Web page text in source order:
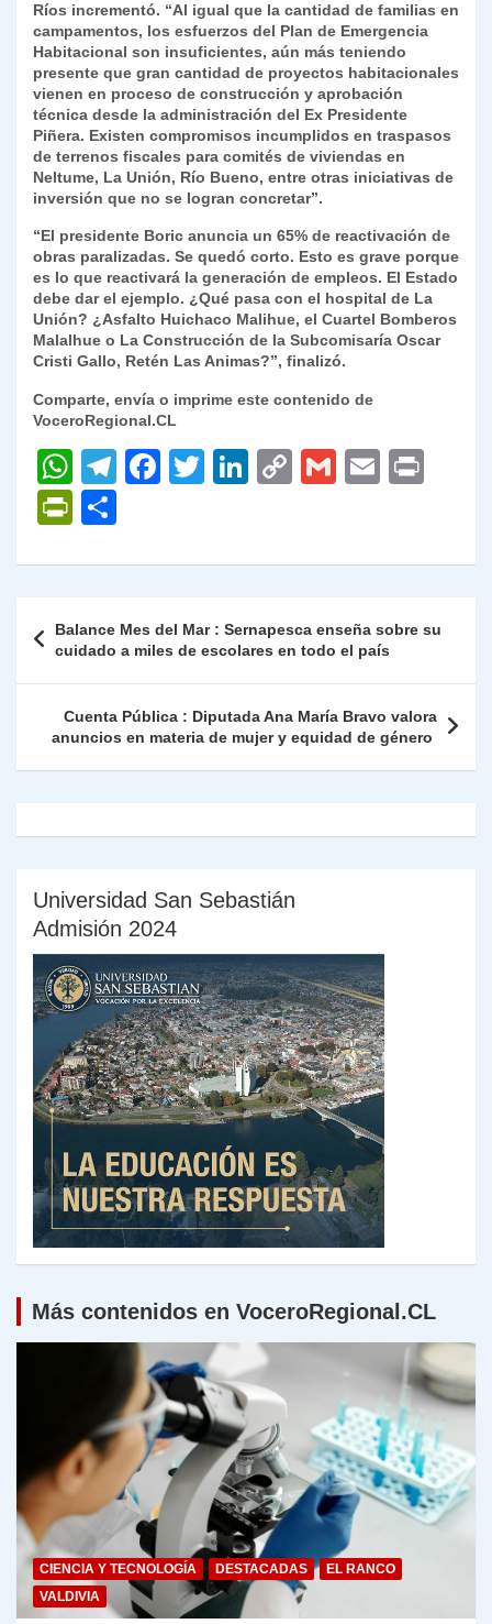
Ríos incrementó. “Al igual que la cantidad de familias en
campamentos, los esfuerzos del Plan de Emergencia
Habitacional son insuficientes, aún más teniendo
presente que gran cantidad de proyectos habitacionales
vienen en proceso de construcción y aprobación
técnica desde la administración del Ex Presidente
Piñera. Existen compromisos incumplidos en traspasos
de terrenos fiscales para comités de viviendas en
Neltume, La Unión, Río Bueno, entre otras iniciativas de
inversión que no se logran concretar”.
“El presidente Boric anuncia un 65% de reactivación de
obras paralizadas. Se quedó corto. Esto es grave porque
es lo que reactivará la generación de empleos. El Estado
debe dar el ejemplo. ¿Qué pasa con el hospital de La
Unión? ¿Asfalto Huichaco Malihue, el Cuartel Bomberos
Malalhue o La Construcción de la Subcomisaría Oscar
Cristi Gallo, Retén Las Animas?”, finalizó.
Comparte, envía o imprime este contenido de
VoceroRegional.CL
W
h
at
s
p
p
T
gr
m
F
e
o
o
k
T
er
Li
e
n
C
y
n
k
G
l
E
l
P
nt
Fr
ie
n
dl
y
m
p
ar
tir
de
entradas
Balance Mes del Mar : Sernapesca enseña sobre su
cuidado a miles de escolares en todo el país
Cuenta Pública : Diputada Ana María Bravo valora
anuncios en materia de mujer y equidad de género
Universidad San Sebastián
Admisión 2024
Más contenidos en VoceroRegional.CL
CIENCIA Y TECNOLOGÍA DESTACADAS
EL RANCO
VALDIVIA